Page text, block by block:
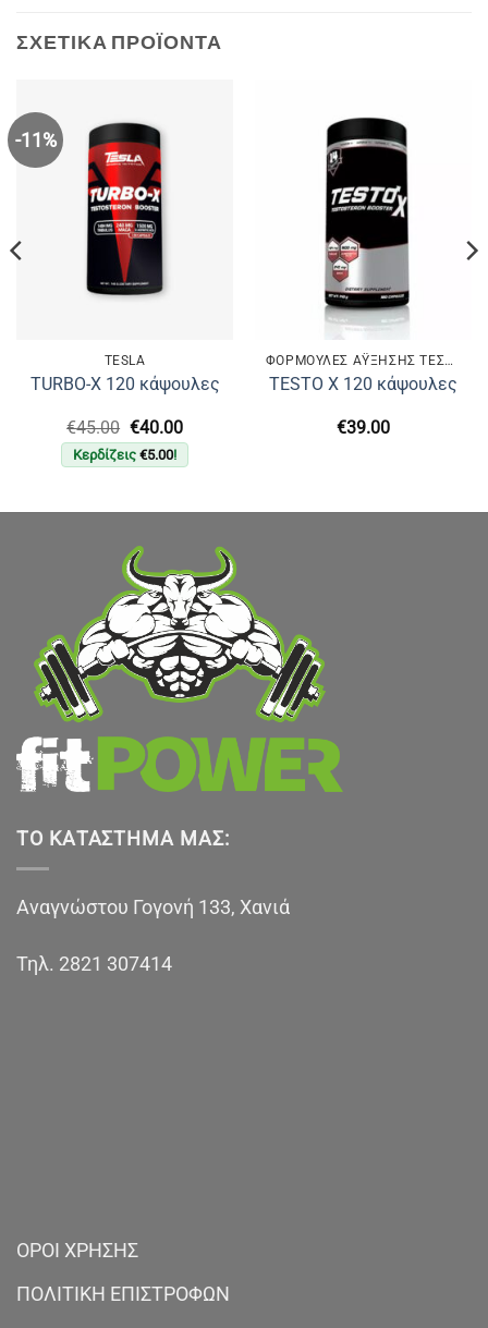
ΣΧΕΤΙΚΆ ΠΡΟΪΌΝΤΑ
-11%
TESLA
TURBO-X 120 κάψουλες
€45.00 Original
price
was:
€40.00Η
τρέχουσα
τιμή
Κερδίζεις €5.00!
ΦΌΡΜΟΥΛΕΣ ΆΥΞΗΣΗΣ ΤΕΣΤΟΣΤΕΡΌΝΗΣ
TESTO X 120 κάψουλες
€39.00
ΤΟ ΚΑΤΆΣΤΗΜΑ ΜΑΣ:
Αναγνώστου Γογονή 133, Χανιά
Τηλ. 2821 307414
ΟΡΟΙ ΧΡΗΣΗΣ
ΠΟΛΙΤΙΚΗ ΕΠΙΣΤΡΟΦΩΝ